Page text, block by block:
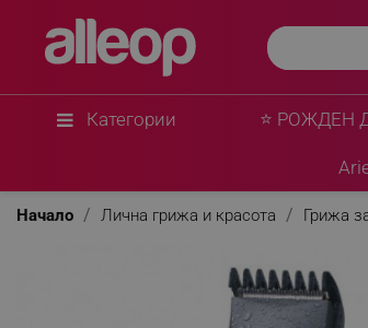
Категории ⭐ РОЖДЕН
Начало Лична грижа и красота Грижа